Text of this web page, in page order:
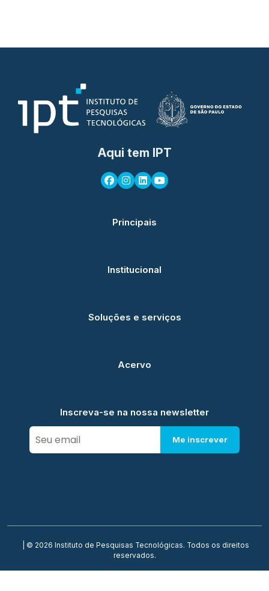
Aqui tem IPT
Principais
Institucional
Soluções e serviços
Acervo
Inscreva-se na nossa newsletter
Me inscrever
| © 2026 Instituto de Pesquisas Tecnológicas. Todos os direitos
reservados.